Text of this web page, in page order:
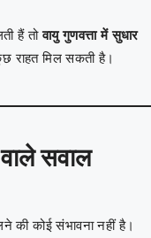
हैं तोवायु गुणवत्ता में सुधार
राहत मिल सकती है।
सवाल
कोई संभावना नहीं है।